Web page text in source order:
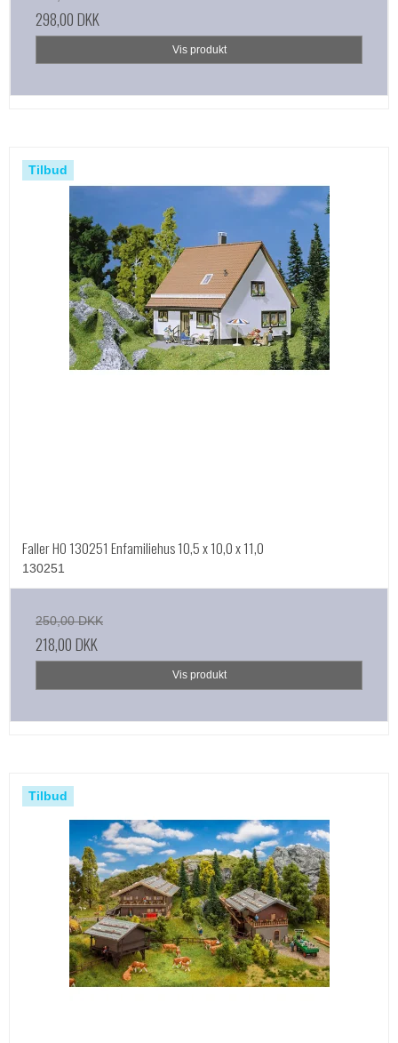
298,00 DKK
Vis produkt
Tilbud
Faller HO 130251 Enfamiliehus 10,5 x 10,0 x 11,0
130251
250,00 DKK
218,00 DKK
Vis produkt
Tilbud